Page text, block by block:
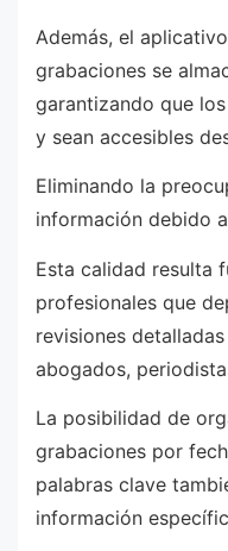
Además, el
grabaciones se
garantizando que
y sean accesibles
Eliminando la
información debido
Esta calidad resulta
profesionales que
revisiones
abogados,
La posibilidad de
grabaciones por
palabras clave
información